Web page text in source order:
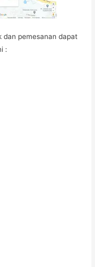
dan pemesanan dapat
: